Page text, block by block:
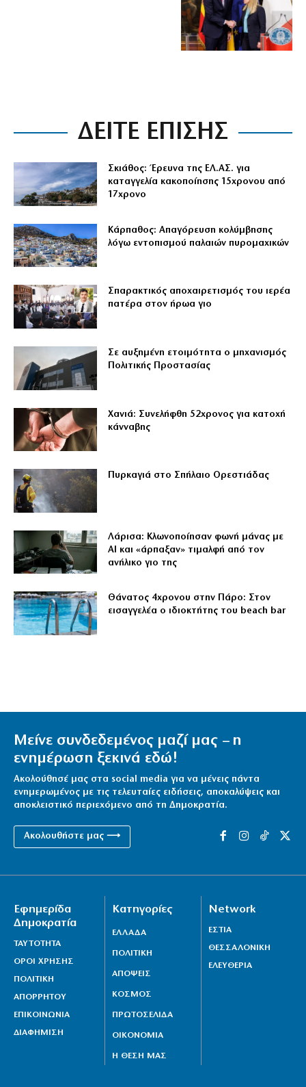
ΔΕΙΤΕ ΕΠΙΣΗΣ
Σκιάθος: Έρευνα της ΕΛ.ΑΣ. για
καταγγελία κακοποίησης 15χρονου από
17χρονο
Κάρπαθος: Απαγόρευση κολύμβησης
λόγω εντοπισμού παλαιών πυρομαχικών
Σπαρακτικός αποχαιρετισμός του ιερέα
πατέρα στον ήρωα γιο
Σε αυξημένη ετοιμότητα ο μηχανισμός
Πολιτικής Προστασίας
Χανιά: Συνελήφθη 52χρονος για κατοχή
κάνναβης
Πυρκαγιά στο Σπήλαιο Ορεστιάδας
Λάρισα: Κλωνοποίησαν φωνή μάνας με
AI και «άρπαξαν» τιμαλφή από τον
ανήλικο γιο της
Θάνατος 4χρονου στην Πάρο: Στον
εισαγγελέα ο ιδιοκτήτης του beach bar
Μείνε συνδεδεμένος μαζί μας – η
ενημέρωση ξεκινά εδώ!
Ακολούθησέ μας στα social media για να μένεις πάντα
ενημερωμένος με τις τελευταίες ειδήσεις, αποκαλύψεις και
αποκλειστικό περιεχόμενο από τη Δημοκρατία.
Ακολουθήστε μας ⟶
Εφημερίδα
Δημοκρατία
ΤΑΥΤΟΤΗΤΑ
ΟΡΟΙ ΧΡΗΣΗΣ
ΠΟΛΙΤΙΚΗ
ΑΠΟΡΡΗΤΟΥ
ΕΠΙΚΟΙΝΩΝΙΑ
ΔΙΑΦΗΜΙΣΗ
Κατηγορίες
ΕΛΛΑΔΑ
ΠΟΛΙΤΙΚΗ
ΑΠΟΨΕΙΣ
ΚΟΣΜΟΣ
ΠΡΩΤΟΣΕΛΙΔΑ
ΟΙΚΟΝΟΜΙΑ
Η ΘΕΣΗ ΜΑΣ
Network
ΕΣΤΙΑ
ΘΕΣΣΑΛΟΝΙΚΗ
ΕΛΕΥΘΕΡΙΑ